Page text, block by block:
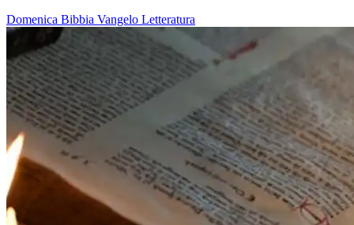
Domenica Bibbia Vangelo Letteratura